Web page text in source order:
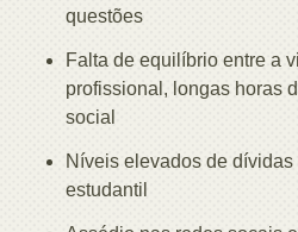
questões
Falta de equilíbrio entre a
profissional, longas horas
social
Níveis elevados de
estudantil